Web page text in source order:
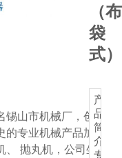
（布
袋
式）
产
品
简
介:
专
山市机械厂，创
专业机械产品加
、 抛丸机，公司坐